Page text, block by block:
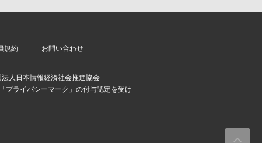
規約 お問い合わせ
人日本情報経済社会推進協会
プライバシーマーク」の付与認定を受け